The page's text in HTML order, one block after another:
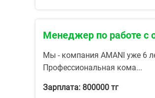
Менеджер по работе с
Мы - компания AMANI уже 6
Профессиональная кома...
Зарплата: 800000 тг